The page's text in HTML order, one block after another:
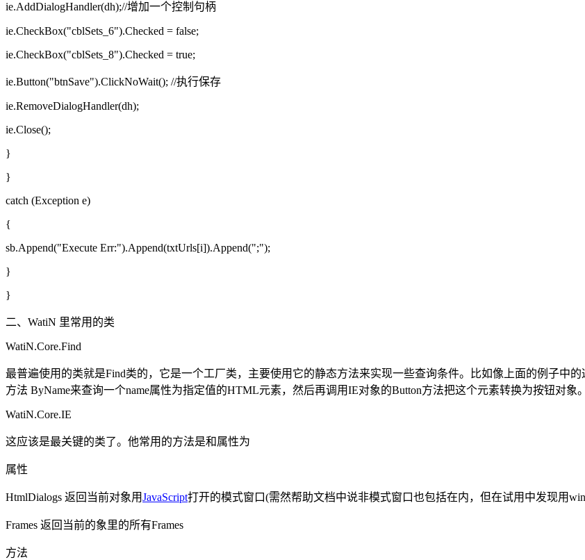
ie.AddDialogHandler(dh);//增加一个控制句柄
ie.CheckBox("cblSets_6").Checked = false;
ie.CheckBox("cblSets_8").Checked = true;
ie.Button("btnSave").ClickNoWait(); //执行保存
ie.RemoveDialogHandler(dh);
ie.Close();
}
}
catch (Exception e)
{
sb.Append("Execute Err:").Append(txtUrls[i]).Append(";");
}
}
二、WatiN 里常用的类
WatiN.Core.Find
最普遍使用的类就是Find类的，它是一个工厂类，主要使用它的静态方法来实现一些查询条件。比如像上面的例子中的
方法 ByName来查询一个name属性为指定值的HTML元素，然后再调用IE对象的Button方法把这个元素转换为按钮对象。
WatiN.Core.IE
这应该是最关键的类了。他常用的方法是和属性为
属性
HtmlDialogs 返回当前对象用JavaScript打开的模式窗口(需然帮助文档中说非模式窗口也包括在内，但在试用中发现用
Frames 返回当前的象里的所有Frames
方法